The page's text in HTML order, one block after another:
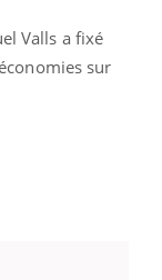
Valls a fixé
sur